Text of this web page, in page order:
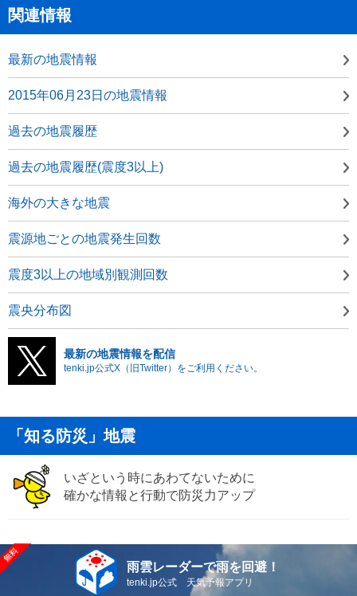
関連情報
最新の地震情報
2015年06月23日の地震情報
過去の地震履歴
過去の地震履歴(震度3以上)
海外の大きな地震
震源地ごとの地震発生回数
震度3以上の地域別観測回数
震央分布図
最新の地震情報を配信
tenki.jp公式X（旧Twitter）をご利用ください。
「知る防災」地震
いざという時にあわてないために
確かな情報と行動で防災力アップ
雨雲レーダーで雨を回避！
tenki.jp公式 天気予報アプリ